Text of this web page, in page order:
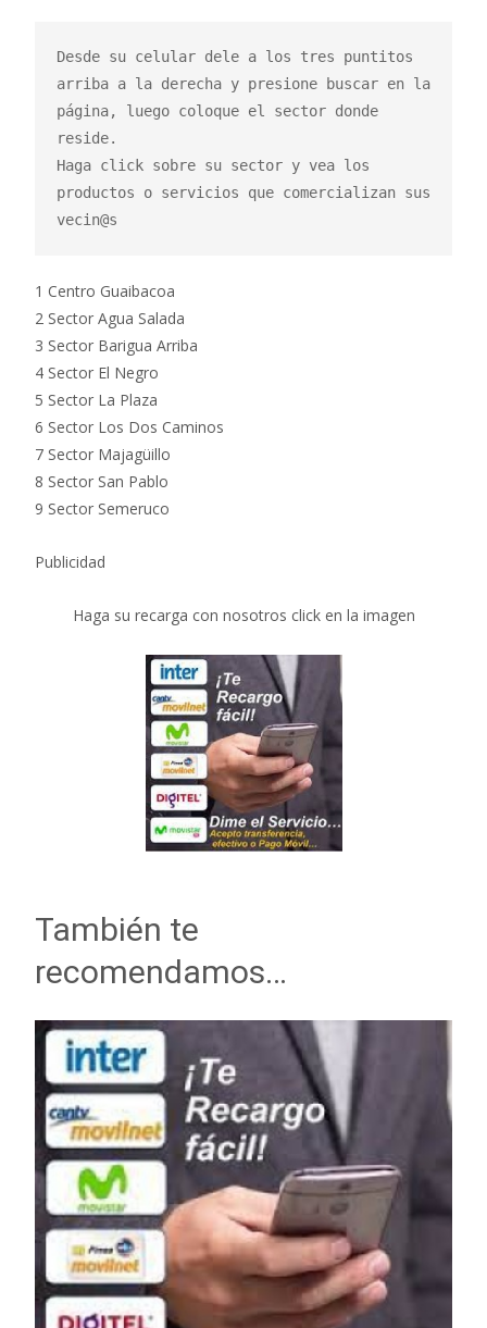
Desde su celular dele a los tres puntitos
arriba a la derecha y presione buscar en la
página, luego coloque el sector donde
reside.
Haga click sobre su sector y vea los
productos o servicios que comercializan sus
vecin@s
1 Centro Guaibacoa
2 Sector Agua Salada
3 Sector Barigua Arriba
4 Sector El Negro
5 Sector La Plaza
6 Sector Los Dos Caminos
7 Sector Majagüillo
8 Sector San Pablo
9 Sector Semeruco
Publicidad
Haga su recarga con nosotros click en la imagen
También te
recomendamos…